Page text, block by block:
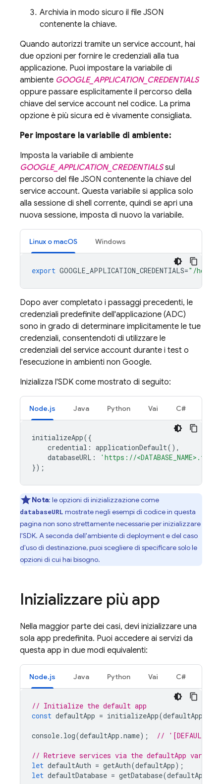
Archivia in modo sicuro il file JSON
contenente la chiave.
Quando autorizzi tramite un service account, hai
due opzioni per fornire le credenziali alla tua
applicazione. Puoi impostare la variabile di
ambiente GOOGLE_APPLICATION_CREDENTIALS
oppure passare esplicitamente il percorso della
chiave del service account nel codice. La prima
opzione è più sicura ed è vivamente consigliata.
Per impostare la variabile di ambiente:
Imposta la variabile di ambiente
GOOGLE_APPLICATION_CREDENTIALSsul
percorso del file JSON contenente la chiave del
service account. Questa variabile si applica solo
alla sessione di shell corrente, quindi se apri una
nuova sessione, imposta di nuovo la variabile.
Linux o macOS Windows
export GOOGLE_APPLICATION_CREDENTIALS="/home/
Dopo aver completato i passaggi precedenti, le
credenziali predefinite dell'applicazione (ADC)
sono in grado di determinare implicitamente le tue
credenziali, consentendoti di utilizzare le
credenziali del service account durante i test o
l'esecuzione in ambienti non Google.
Inizializza l'SDK come mostrato di seguito:
Node.js Java Python Vai C#
initializeApp({
credential : applicationDefault(),
databaseURL :
'https://
});
Nota: le opzioni di inizializzazione come
databaseURL mostrate negli esempi di codice in questa
pagina non sono strettamente necessarie per inizializzare
l'SDK. A seconda dell'ambiente di deployment e del caso
d'uso di destinazione, puoi scegliere di specificare solo le
opzioni di cui hai bisogno.
Inizializzare più app
Nella maggior parte dei casi, devi inizializzare una
sola app predefinita. Puoi accedere ai servizi da
questa app in due modi equivalenti:
Node.js Java Python Vai C#
// Initialize the default app
const defaultApp = initializeApp(
console. log(defaultApp .name); // '[DEFAULT]'
// Retrieve services via the defaultApp
let defaultAuth = getAuth(defaultApp);
let defaultDatabase = getDatabase(defaultApp